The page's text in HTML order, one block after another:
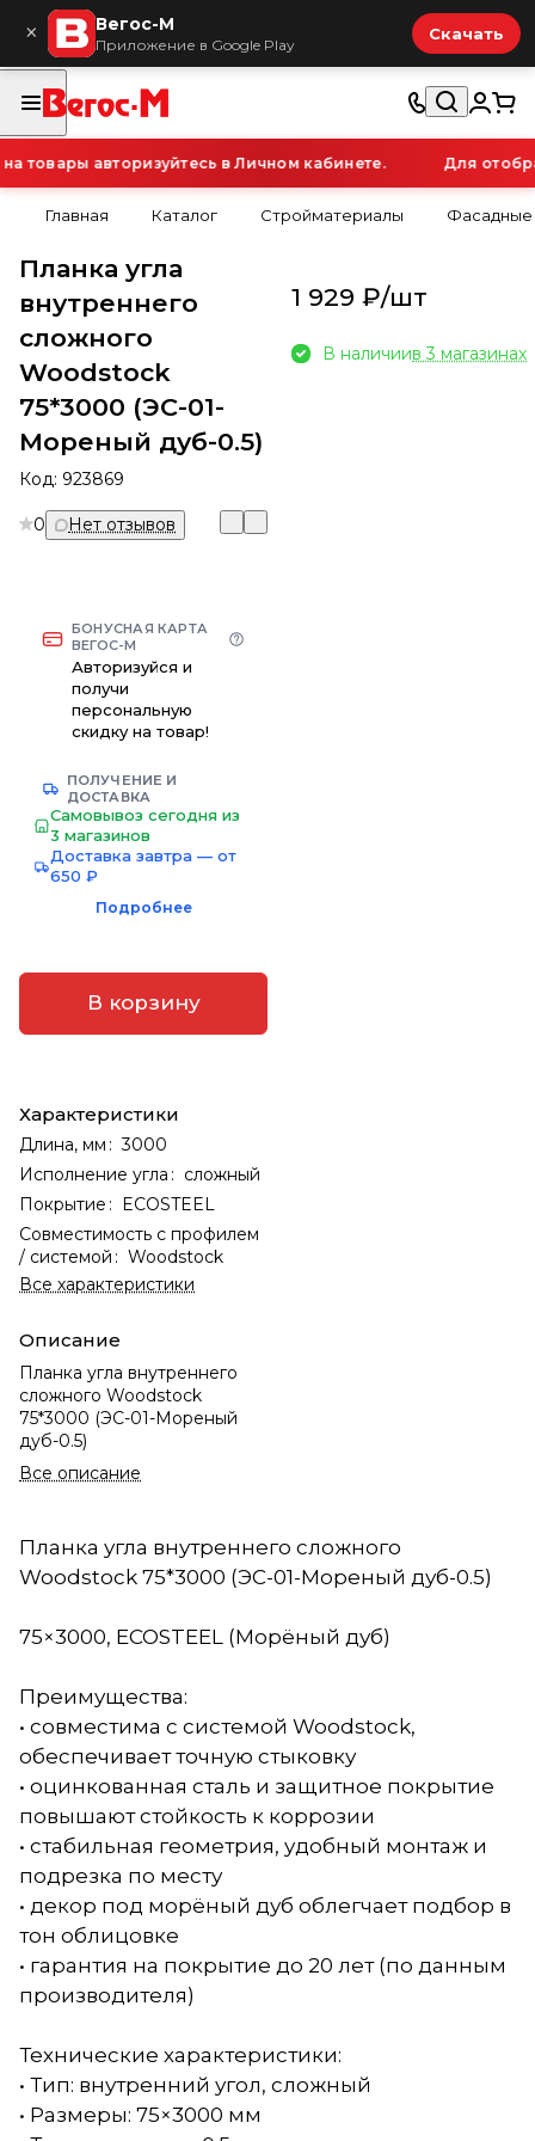
× Вегос-М
Приложение в Google Play
Скачать
авторизуйтесь в Личном кабинете. Для
Главная Каталог Стройматериалы Фасадные
Планка угла
внутреннего
сложного
Woodstock
75*3000 (ЭС-01-
Мореный дуб-0.5)
Код: 923869
0 Нет отзывов
БОНУСНАЯ КАРТА
ВЕГОС-М
Авторизуйся и
получи
персональную
скидку на товар!
ПОЛУЧЕНИЕ И
ДОСТАВКА
Самовывоз сегодня из
3 магазинов
Доставка завтра — от
650 ₽
Подробнее
В корзину
Характеристики
Длина, мм : 3000
Исполнение угла : сложный
Покрытие : ECOSTEEL
Совместимость с профилем
/ системой : Woodstock
Все характеристики
Описание
Планка угла внутреннего
сложного Woodstock
75*3000 (ЭС-01-Мореный
дуб-0.5)
Все описание
1 929 ₽/шт
В наличиив 3 магазинах
Планка угла внутреннего сложного
Woodstock 75*3000 (ЭС-01-Мореный дуб-0.5)
75×3000, ECOSTEEL (Морёный дуб)
Преимущества:
• совместима с системой Woodstock,
обеспечивает точную стыковку
• оцинкованная сталь и защитное покрытие
повышают стойкость к коррозии
• стабильная геометрия, удобный монтаж и
подрезка по месту
• декор под морёный дуб облегчает подбор в
тон облицовке
• гарантия на покрытие до 20 лет (по данным
производителя)
Технические характеристики:
• Тип: внутренний угол, сложный
• Размеры: 75×3000 мм